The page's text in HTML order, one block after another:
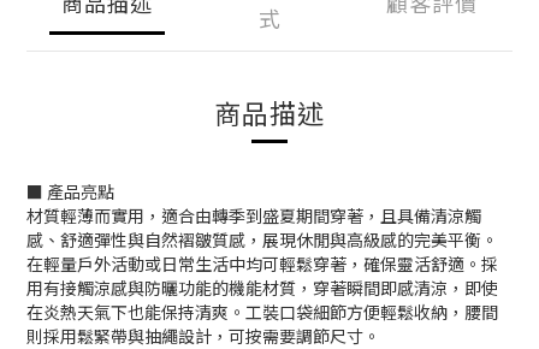
式
商品描述
■ 產品亮點
材質輕薄而實用，適合由轉季到盛夏期間穿著，且具備清涼觸
感、舒適彈性與自然褶皺質感，展現休閒與高級感的完美平衡。
在輕量戶外活動或日常生活中均可輕鬆穿著，確保靈活舒適。採
用有接觸涼感與防曬功能的機能材質，穿著瞬間即感清涼，即使
在炎熱天氣下也能保持清爽。工裝口袋細節方便輕鬆收納，腰間
則採用鬆緊帶與抽繩設計，可按需要調節尺寸。